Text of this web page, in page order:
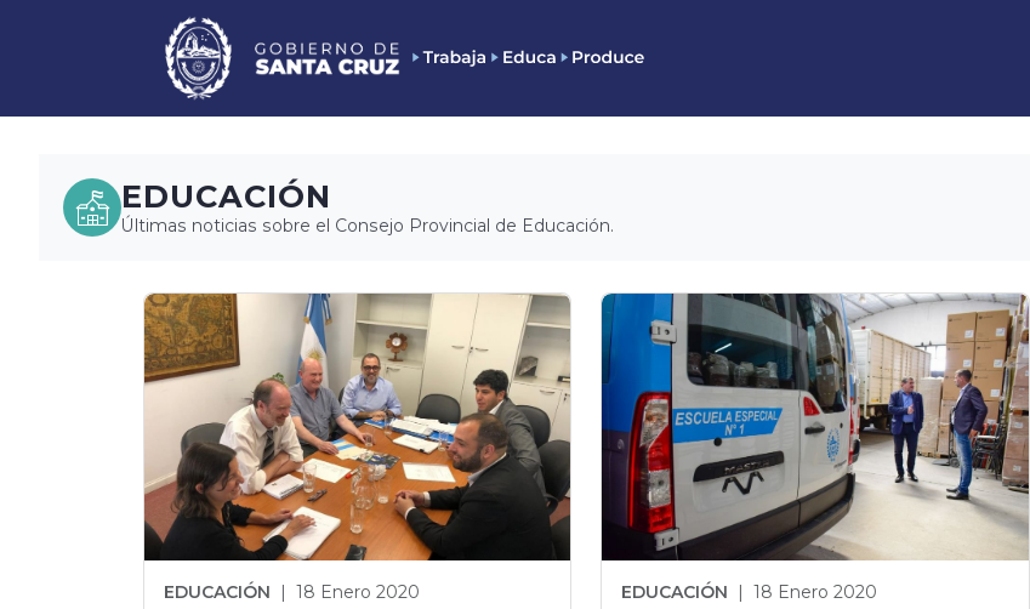
EDUCACIÓN
Últimas noticias sobre el Consejo Provincial de Educación.
EDUCACIÓN | 18 Enero 2020 EDUCACIÓN | 18 Enero 2020